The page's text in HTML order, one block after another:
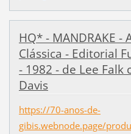
HQ* - MANDRAKE -
Clássica - Editorial
- 1982 - de Lee Falk
Davis
https://70-anos-de-
gibis.webnode.page/